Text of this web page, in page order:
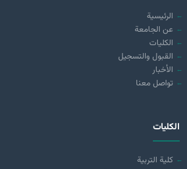
الرئيسية
عن الجامعة
الكليات
القبول والتسجيل
الأخبار
تواصل معنا
الكليات
كلية التربية